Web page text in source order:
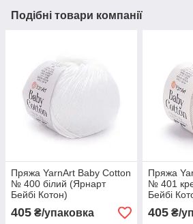
Подібні товари компанії
Пряжа YarnArt Baby Cotton
№ 400 білий (Ярнарт
Бейбі Котон)
405 ₴/упаковка
Пряжа
№ 401
Бейбі
405₴/